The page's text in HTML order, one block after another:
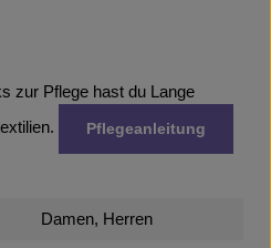
zur Pflege hast du Lange
Pflegeanleitung
Damen, Herren